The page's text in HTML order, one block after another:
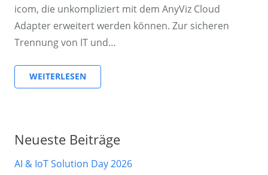
icom, die unkompliziert mit dem AnyViz Cloud
Adapter erweitert werden können. Zur sicheren
Trennung von IT und…
WEITERLESEN
Neueste Beiträge
AI & IoT Solution Day 2026